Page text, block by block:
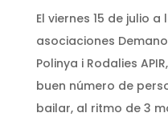
El viernes 15 de julio a
asociaciones
Polinya i Rodalies
buen número de
bailar, al ritmo de 3